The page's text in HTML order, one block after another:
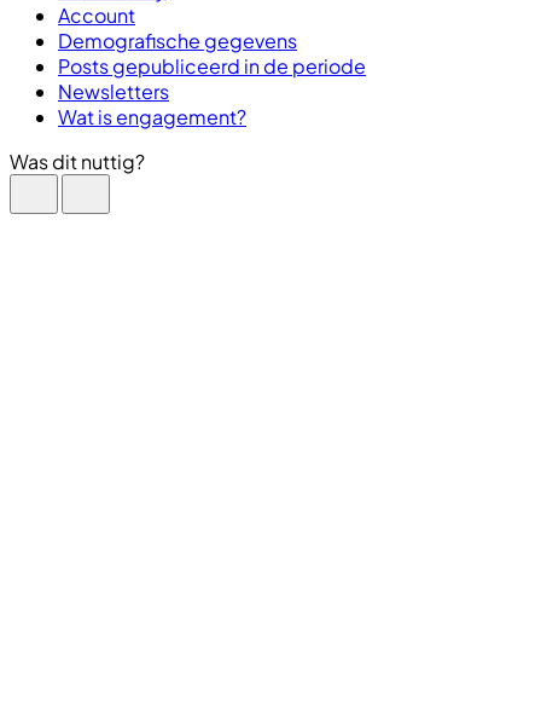
Account
Demografische gegevens
Posts gepubliceerd in de periode
Newsletters
Wat is engagement?
Was dit nuttig?